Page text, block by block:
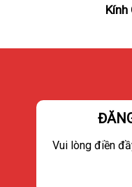
Vui lòng điền